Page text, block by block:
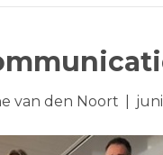
van den Noort